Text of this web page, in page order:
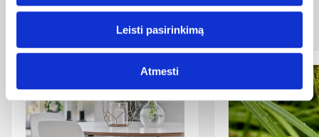
Leisti pasirinkimą
Atmesti
статьи